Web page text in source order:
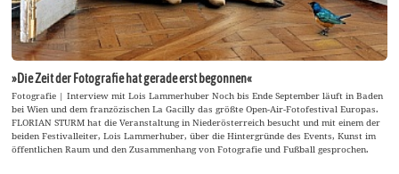
»Die Zeit der Fotografie hat gerade erst begonnen«
Fotografie | Interview mit Lois Lammerhuber Noch bis Ende September läuft in Baden
bei Wien und dem franzözischen La Gacilly das größte Open-Air-Fotofestival Europas.
FLORIAN STURM hat die Veranstaltung in Niederösterreich besucht und mit einem der
beiden Festivalleiter, Lois Lammerhuber, über die Hintergründe des Events, Kunst im
öffentlichen Raum und den Zusammenhang von Fotografie und Fußball gesprochen.